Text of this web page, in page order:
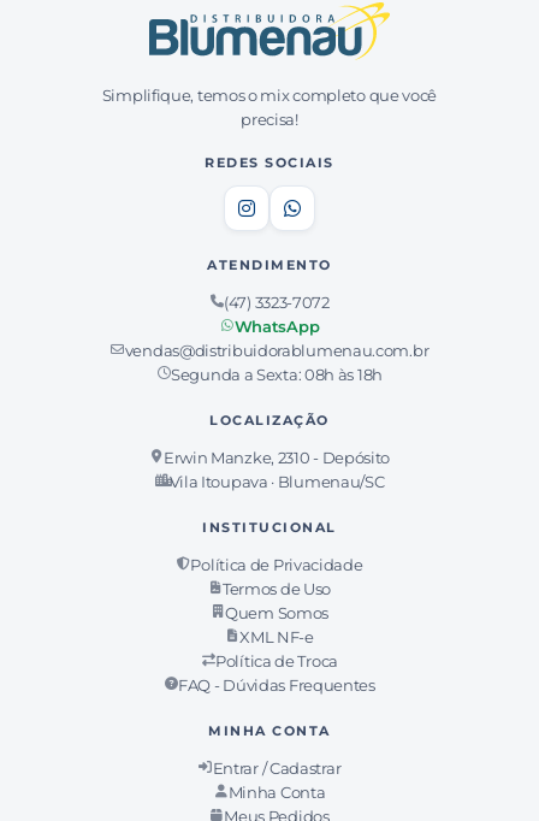
Simplifique, temos o mix completo que você
precisa!
REDES SOCIAIS
ATENDIMENTO
(47) 3323-7072
WhatsApp
vendas@distribuidorablumenau.com.br
Segunda a Sexta: 08h às 18h
LOCALIZAÇÃO
Erwin Manzke, 2310 - Depósito
Vila Itoupava · Blumenau/SC
INSTITUCIONAL
Política de Privacidade
Termos de Uso
Quem Somos
XML NF-e
Política de Troca
FAQ - Dúvidas Frequentes
MINHA CONTA
Entrar / Cadastrar
Minha Conta
Meus Pedidos